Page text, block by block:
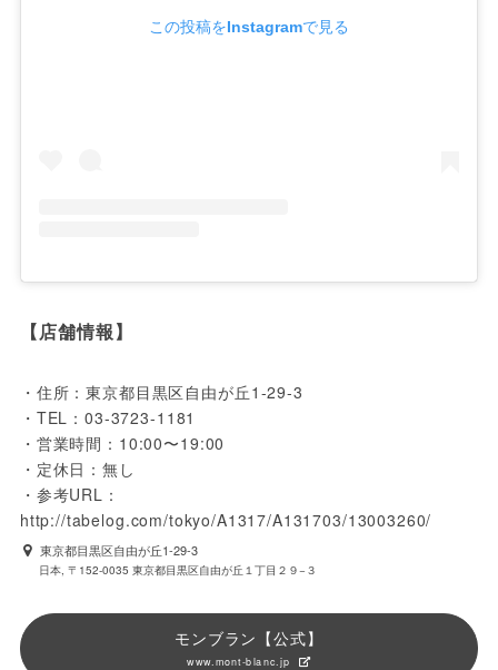
この投稿をInstagramで見る
【店舗情報】
・住所：東京都目黒区自由が丘1-29-3
・TEL：03-3723-1181
・営業時間：10:00〜19:00
・定休日：無し
・参考URL：
http://tabelog.com/tokyo/A1317/A131703/13003260/
東京都目黒区自由が丘1-29-3
日本, 〒152-0035 東京都目黒区自由が丘１丁目２９−３
モンブラン【公式】
www.mont-blanc.jp